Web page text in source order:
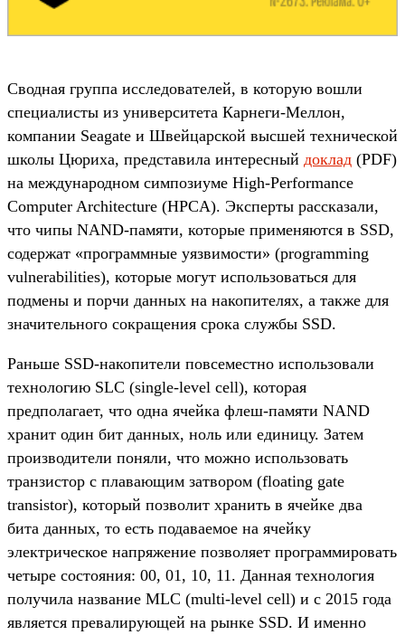
Сводная группа исследователей, в которую вошли
специалисты из университета Карнеги-Меллон,
компании Seagate и Швейцарской высшей технической
школы Цюриха, представила интересный доклад (PDF)
на международном симпозиуме High-Performance
Computer Architecture (HPCA). Эксперты рассказали,
что чипы NAND-памяти, которые применяются в SSD,
содержат «программные уязвимости» (programming
vulnerabilities), которые могут использоваться для
подмены и порчи данных на накопителях, а также для
значительного сокращения срока службы SSD.
Раньше SSD-накопители повсеместно использовали
технологию SLC (single-level cell), которая
предполагает, что одна ячейка флеш-памяти NAND
хранит один бит данных, ноль или единицу. Затем
производители поняли, что можно использовать
транзистор с плавающим затвором (floating gate
transistor), который позволит хранить в ячейке два
бита данных, то есть подаваемое на ячейку
электрическое напряжение позволяет программировать
четыре состояния: 00, 01, 10, 11. Данная технология
получила название MLC (multi-level cell) и с 2015 года
является превалирующей на рынке SSD. И именно